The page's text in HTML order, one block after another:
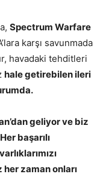
Spectrum Warfare
karşı savunmada
havadaki tehditleri
hale getirebilen ileri
geliyor ve biz
başarılı
her zaman onları